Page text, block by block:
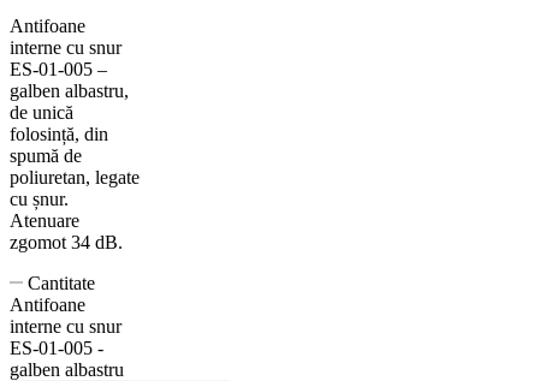
Antifoane
interne cu snur
ES-01-005 –
galben albastru,
de unică
folosință, din
spumă de
poliuretan, legate
cu șnur.
Atenuare
zgomot 34 dB.
Cantitate
Antifoane
interne cu snur
ES-01-005 -
galben albastru